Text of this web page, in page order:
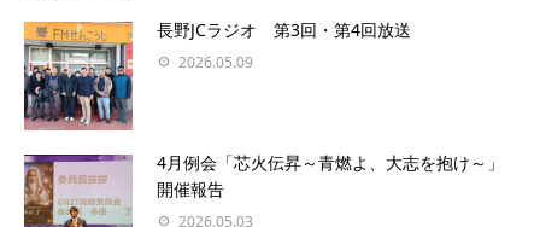
長野JCラジオ 第3回・第4回放送
2026.05.09
4月例会「芯火伝昇～青燃よ、大志を抱け～」
開催報告
2026.05.03